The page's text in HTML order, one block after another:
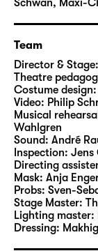
Schwan, Maxi-
Team
Director & Stage:
Theatre
Costume design:
Video: Philip
Musical
Wahlgren
Sound: André
Inspection: Jens
Directing
Mask: Anja
Probs: Sven-
Stage Master:
Lighting master:
Dressing: